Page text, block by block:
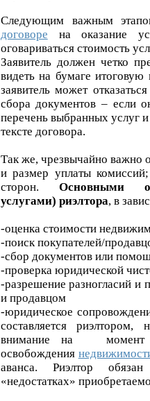
Следующим важным
договоре на оказание
оговариваться стоимость
Заявитель должен четко
видеть на бумаге
заявитель может
сбора документов – если
перечень выбранных услуг
тексте договора.
Так же, чрезвычайно важно
и размер уплаты комиссий;
сторон. Основными
услугами) риэлтора, в
-оценка стоимости
-поиск покупателей/
-сбор документов или
-проверка юридической
-разрешение разногласий и
и продавцом
-юридическое
составляется
внимание на момент и
освобождения
аванса. Риэлтор
«недостатках»